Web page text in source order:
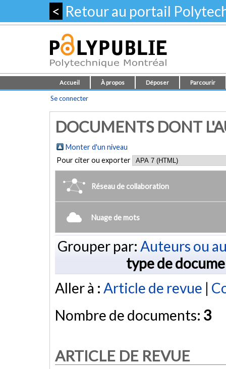
< Retour au portail
Accueil À propos Déposer Parcourir
Se connecter
DOCUMENTS DONT
Monter d'un niveau
Pour citer ou exporter
Réseau de collaboration
Nuage de mots
Grouper par: Auteurs ou
type de
Aller à : Article de revue |
Nombre de documents: 3
ARTICLE DE REVUE